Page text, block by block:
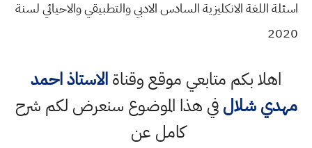
اسئلة اللغة الانكليزية السادس الادبي والتطبيقي والاحيائي لسنة
2020
اهلا بكم متابعي موقع وقناةالاستاذ احمد
مهدي شلالفي هذا الموضوع سنعرض لكم شرح
كامل عن